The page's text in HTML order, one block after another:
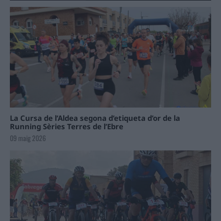
La Cursa de l’Aldea segona d’etiqueta d’or de la
Running Sèries Terres de l’Ebre
09 maig 2026